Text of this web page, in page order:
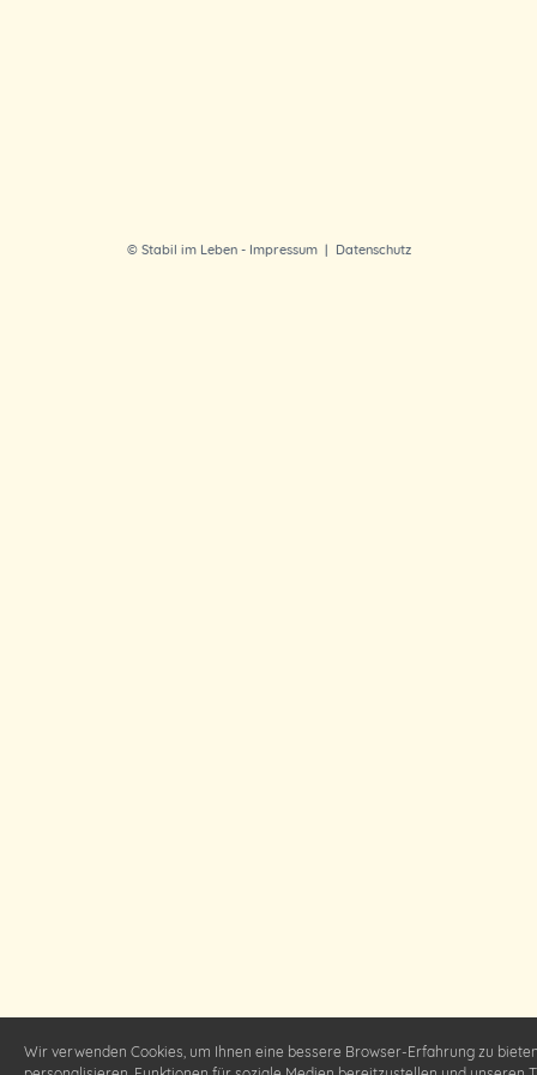
© Stabil im Leben - Impressum| Datenschutz
Wir verwenden Cookies, um Ihnen eine bessere Browser-Erfahrung zu